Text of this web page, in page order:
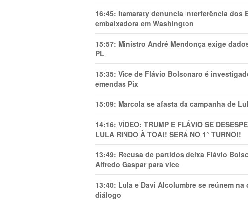
16:45: Itamaraty denuncia interferência dos
embaixadora em Washington
15:57: Ministro André Mendonça exige
PL
15:35: Vice de Flávio Bolsonaro é
emendas Pix
15:09: Marcola se afasta da campanha de
14:16: VÍDEO: TRUMP E FLÁVIO SE
LULA RINDO À TOA!! SERÁ NO 1° TURNO!!
13:49: Recusa de partidos deixa Flávio
Alfredo Gaspar para vice
13:40: Lula e Davi Alcolumbre se reúnem
diálogo